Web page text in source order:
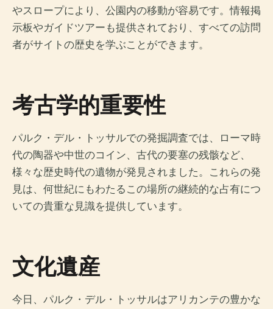
やスロープにより、公園内の移動が容易です。情報掲
示板やガイドツアーも提供されており、すべての訪問
者がサイトの歴史を学ぶことができます。
考古学的重要性
パルク・デル・トッサルでの発掘調査では、ローマ時
代の陶器や中世のコイン、古代の要塞の残骸など、
様々な歴史時代の遺物が発見されました。これらの発
見は、何世紀にもわたるこの場所の継続的な占有につ
いての貴重な見識を提供しています。
文化遺産
今日、パルク・デル・トッサルはアリカンテの豊かな